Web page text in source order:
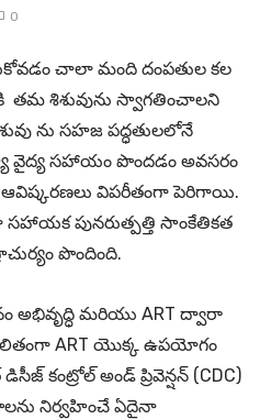
0
చాలా మంది దంపతుల కల
తమ శిశువును స్వాగతించాలని
ను సహజ పద్ధతులలోనే
వైద్య సహాయం పొందడం అవసరం
ఆవిష్కరణలు విపరీతంగా పెరిగాయి.
సహాయక పునరుత్పత్తి సాంకేతికత
పొందింది.
అభివృద్ధి మరియు ART ద్వారా
ఫలితంగా ART యొక్క ఉపయోగం
కంట్రోల్ అండ్ ప్రివెన్షన్ (CDC)
నిర్వహించే ఏదైనా